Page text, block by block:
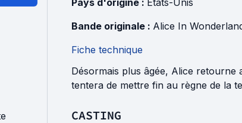
Pays d'origine : États-Unis
Bande originale : Alice In
Fiche technique
Désormais plus âgée, Alice retourne
tentera de mettre fin au règne de la
CASTING